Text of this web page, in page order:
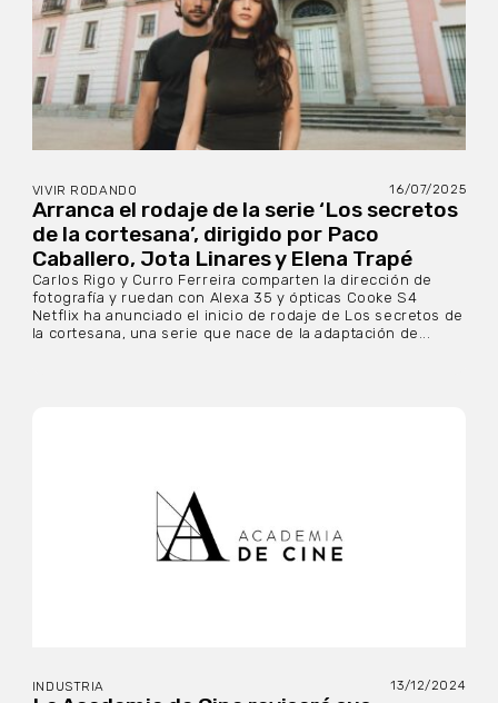
VIVIR RODANDO 16/07/2025
Arranca el rodaje de la serie ‘Los secretos
de la cortesana’, dirigido por Paco
Caballero, Jota Linares y Elena Trapé
Carlos Rigo y Curro Ferreira comparten la dirección de
fotografía y ruedan con Alexa 35 y ópticas Cooke S4
Netflix ha anunciado el inicio de rodaje de Los secretos de
la cortesana, una serie que nace de la adaptación de...
INDUSTRIA 13/12/2024